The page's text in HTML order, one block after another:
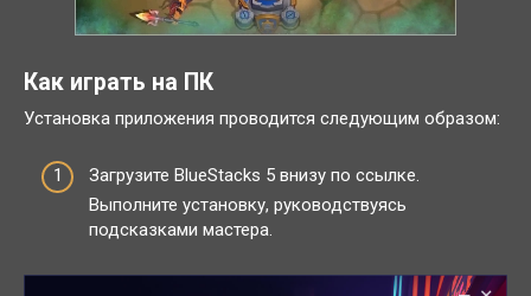
Как играть на ПК
Установка приложения проводится следующим образом:
Загрузите BlueStacks 5 внизу по ссылке.
Выполните установку, руководствуясь
подсказками мастера.